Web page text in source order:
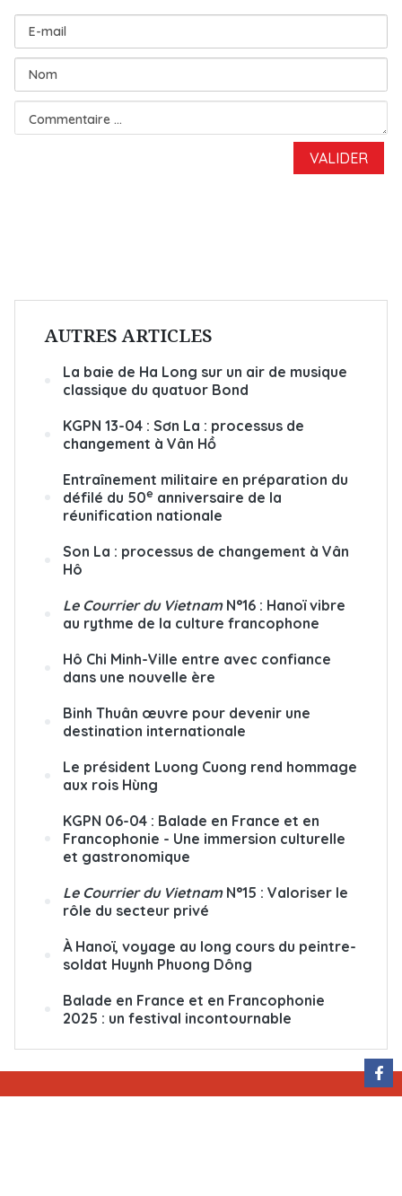
AUTRES ARTICLES
La baie de Ha Long sur un air de musique
classique du quatuor Bond
KGPN 13-04 : Sơn La : processus de
changement à Vân Hồ
Entraînement militaire en préparation du
défilé du 50e anniversaire de la
réunification nationale
Son La : processus de changement à Vân
Hô
Le Courrier du Vietnam N°16 : Hanoï vibre
au rythme de la culture francophone
Hô Chi Minh-Ville entre avec confiance
dans une nouvelle ère
Binh Thuân œuvre pour devenir une
destination internationale
Le président Luong Cuong rend hommage
aux rois Hùng
KGPN 06-04 : Balade en France et en
Francophonie - Une immersion culturelle
et gastronomique
Le Courrier du VietnamN°15 : Valoriser le
rôle du secteur privé
À Hanoï, voyage au long cours du peintre-
soldat Huynh Phuong Dông
Balade en France et en Francophonie
2025 : un festival incontournable